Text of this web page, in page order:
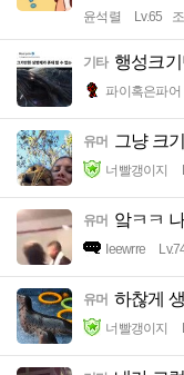
윤석렬 Lv.65
기타 행성크
파이혹은파어
유머 그냥 크
너빨갱이지
유머 앜ㅋㅋ
Ieewrre
유머 하찮게
너빨갱이지